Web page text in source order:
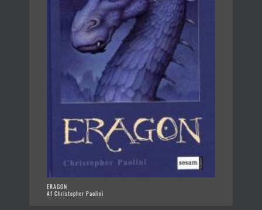
ERAGON
Af Christopher Paolini